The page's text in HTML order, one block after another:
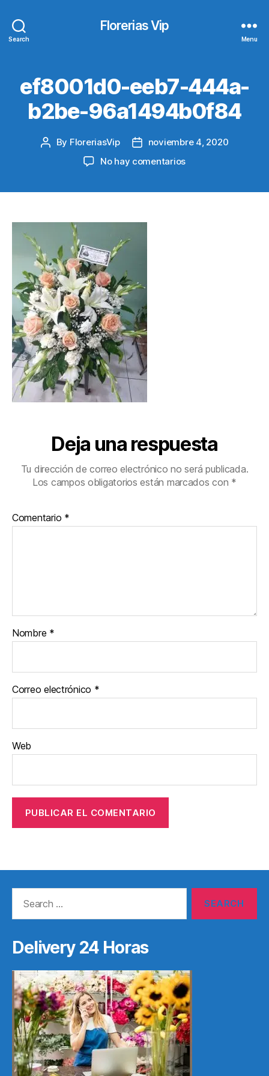
Search
Florerias Vip
Menu
ef8001d0-eeb7-444a-
b2be-96a1494b0f84
Post
By FloreriasVip
Postnoviembre 4, 2020
No hay comentariosen
Deja una respuesta
Tu dirección de correo electrónico no será publicada.
Los campos obligatorios están marcados con *
Comentario *
Nombre *
Correo electrónico *
Web
Delivery 24 Horas